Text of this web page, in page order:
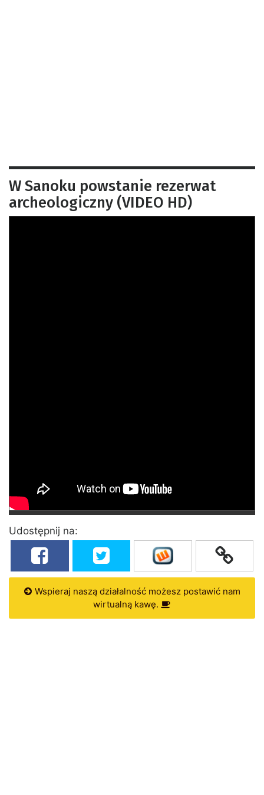
W Sanoku powstanie rezerwat
archeologiczny (VIDEO HD)
Udostępnij na:
Wspieraj naszą działalność możesz postawić nam
wirtualną kawę.